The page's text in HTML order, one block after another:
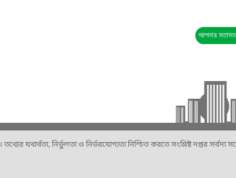
আপনার
যথার্থতা, নির্ভুলতা ও নির্ভরযোগ্যতা নিশ্চিত করতে সংশ্লিষ্ট দপ্তর সর্বদা